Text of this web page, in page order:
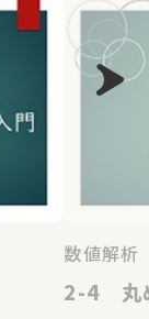
数値解析
2-4 丸